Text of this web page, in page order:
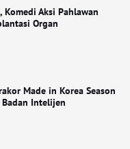
Aksi Pahlawan
Organ
Made in Korea Season
Intelijen